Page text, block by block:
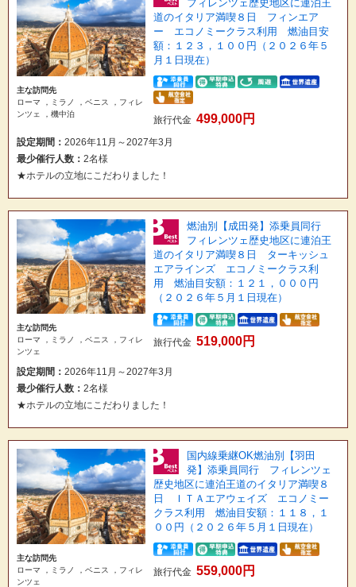
主な訪問先
ローマ ，ミラノ ，ベニス ，フィレ
ンツェ ，機中泊
フィレンツェ歴史地区に連泊王
道のイタリア満喫８日 フィンエア
ー エコノミークラス利用 燃油目安
額：１２３，１００円（２０２６年５
月１日現在）
旅行代金499,000円
設定期間： 2026年11月～2027年3月
最少催行人数： 2名様
★ホテルの立地にこだわりました！
主な訪問先
ローマ ，ミラノ ，ベニス ，フィレ
ンツェ
燃油別【成田発】添乗員同行
フィレンツェ歴史地区に連泊王
道のイタリア満喫８日 ターキッシュ
エアラインズ エコノミークラス利
用 燃油目安額：１２１，０００円
（２０２６年５月１日現在）
旅行代金519,000円
設定期間： 2026年11月～2027年3月
最少催行人数： 2名様
★ホテルの立地にこだわりました！
主な訪問先
ローマ ，ミラノ ，ベニス ，フィレ
ンツェ
国内線乗継OK燃油別【羽田
発】添乗員同行 フィレンツェ
歴史地区に連泊王道のイタリア満喫８
日 ＩＴＡエアウェイズ エコノミー
クラス利用 燃油目安額：１１８，１
００円（２０２６年５月１日現在）
旅行代金559,000円